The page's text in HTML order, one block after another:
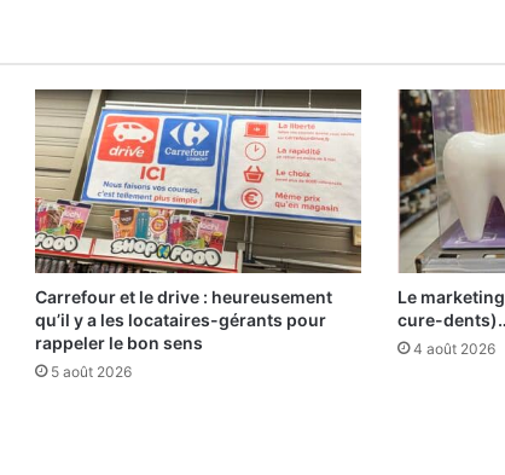
Carrefour et le drive : heureusement
qu’il y a les locataires-gérants pour
rappeler le bon sens
5 août 2026
Le
cure-
4 août 2026